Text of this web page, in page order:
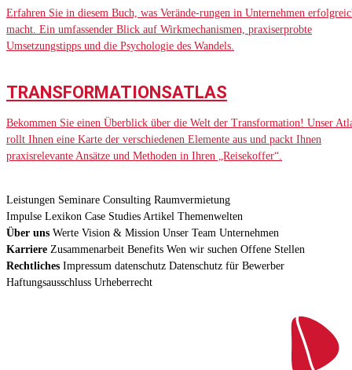
Erfahren Sie in diesem Buch, was Verände-rungen in Unternehmen
macht. Ein umfassender Blick auf Wirkmechanismen, praxiserprobte
Umsetzungstipps und die Psychologie des Wandels.
TRANSFORMATIONSATLAS
Bekommen Sie einen Überblick über die Welt der Transformation! Unser
rollt Ihnen eine Karte der verschiedenen Elemente aus und packt Ihnen
praxisrelevante Ansätze und Methoden in Ihren „Reisekoffer“.
Leistungen Seminare Consulting Raumvermietung
Impulse Lexikon Case Studies Artikel Themenwelten
Über uns Werte Vision & Mission Unser Team Unternehmen
Karriere Zusammenarbeit Benefits Wen wir suchen Offene Stellen
Rechtliches Impressum datenschutz Datenschutz für Bewerber
Haftungsausschluss Urheberrecht